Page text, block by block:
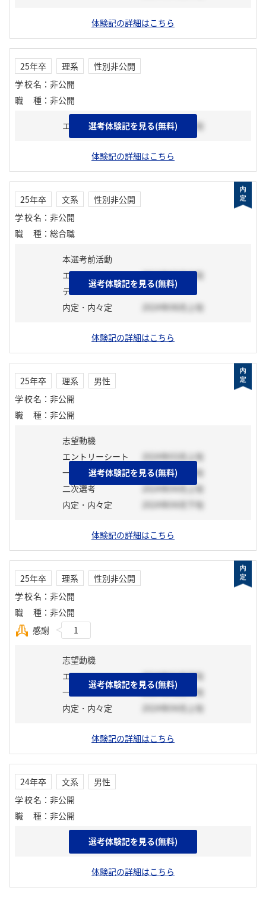
体験記の詳細はこちら
25年卒 理系
性別非公開
学校名 ： 非公開
職種 ： 非公開
エントリーシート 2024年02月上旬
体験記の詳細はこちら
選考体験記を見る(無料)
25年卒 文系
性別非公開
学校名 ： 非公開
職種 ： 総合職
本選考前活動
エントリーシート
2024年05月中旬
テスト
内定・内々定
2024年08月上旬
体験記の詳細はこちら
選考体験記を見る(無料)
25年卒 理系
男性
学校名 ： 非公開
職種 ： 非公開
志望動機
エントリーシート
2024年03月上旬
一次選考
2024年03月中旬
二次選考
2024年04月上旬
内定・内々定
2024年04月下旬
体験記の詳細はこちら
選考体験記を見る(無料)
25年卒 理系
性別非公開
学校名 ： 非公開
職種 ： 非公開
感謝
1
志望動機
エントリーシート
2024年02月下旬
一次選考
2024年02月下旬
内定・内々定
2024年04月上旬
体験記の詳細はこちら
選考体験記を見る(無料)
24年卒 文系
男性
学校名 ： 非公開
職種 ： 非公開
志望動機
体験記の詳細はこちら
選考体験記を見る(無料)